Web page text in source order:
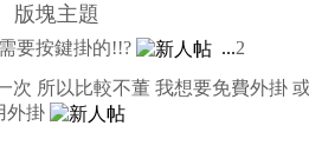
版塊主題
要按鍵掛的!!? ...2
次 所以比較不董 我想要免費外掛
外掛